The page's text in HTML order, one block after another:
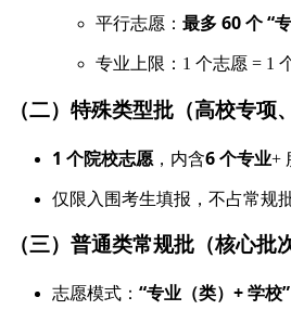
平行志愿： 最多 60 个 “
专业上限：1 个志愿 = 1
（二）特殊类型批（高校专项
1 个院校志愿 ，内含6 个专业+
仅限入围考生填报，不占常规
（三）普通类常规批（核心批
志愿模式： “专业（类）+ 学校